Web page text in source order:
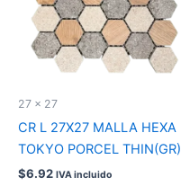
27 x 27
CR L 27X27 MALLA HEXA
TOKYO PORCEL THIN(GR)
$6.92 IVA incluido